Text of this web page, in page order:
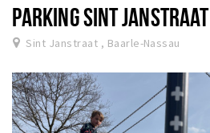
PARKING SINT JANSTRAAT
Sint Janstraat , Baarle-Nassau